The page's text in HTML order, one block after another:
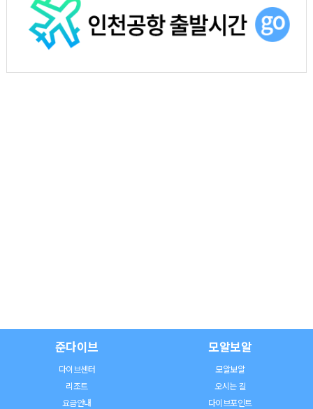
준다이브
다이브센터
리조트
요금안내
모알보알
모알보알
오시는 길
다이브포인트